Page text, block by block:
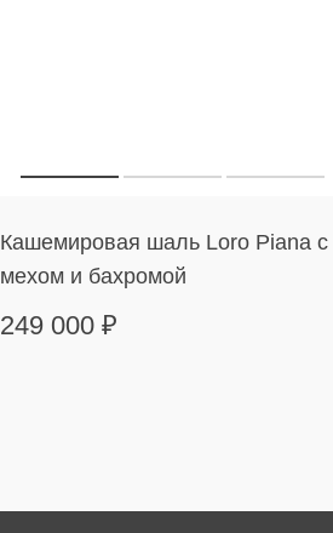
Кашемировая шаль Loro Piana с
мехом и бахромой
249 000 ₽